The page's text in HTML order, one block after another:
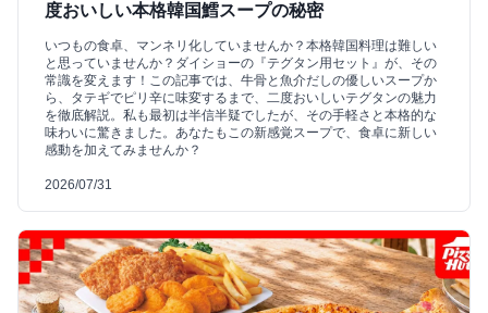
度おいしい本格韓国鱈スープの秘密
いつもの食卓、マンネリ化していませんか？本格韓国料理は難しい
と思っていませんか？ダイショーの『テグタン用セット』が、その
常識を変えます！この記事では、牛骨と魚介だしの優しいスープか
ら、タテギでピリ辛に味変するまで、二度おいしいテグタンの魅力
を徹底解説。私も最初は半信半疑でしたが、その手軽さと本格的な
味わいに驚きました。あなたもこの新感覚スープで、食卓に新しい
感動を加えてみませんか？
2026/07/31